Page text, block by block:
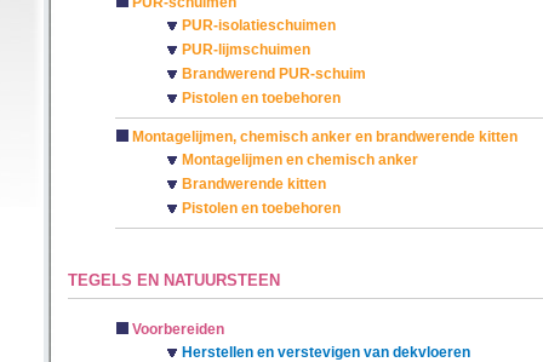
PUR-isolatieschuimen
PUR-lijmschuimen
Brandwerend PUR-schuim
Pistolen en toebehoren
Montagelijmen, chemisch anker en brandwerende kitten
Montagelijmen en chemisch anker
Brandwerende kitten
Pistolen en toebehoren
TEGELS EN NATUURSTEEN
Voorbereiden
Herstellen en verstevigen van dekvloeren